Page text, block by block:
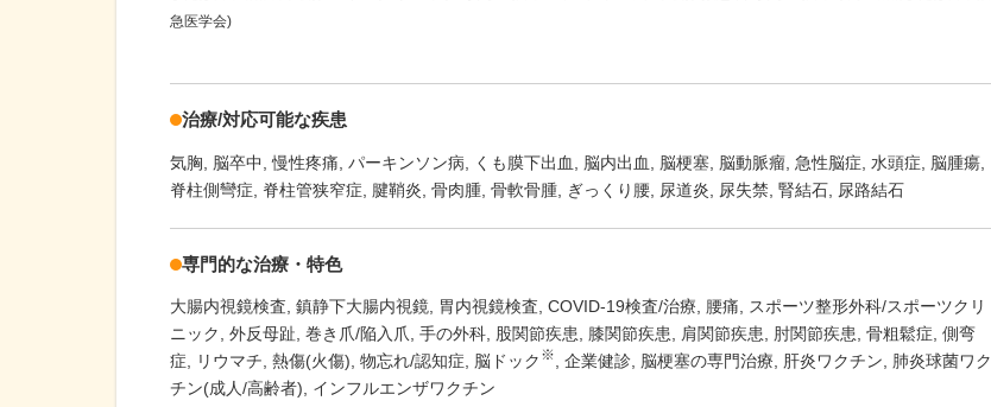
急医学会)
治療/対応可能な疾患
気胸 脳卒中 慢性疼痛 パーキンソン病 くも膜下出血 脳内出血 脳梗塞 脳動脈瘤 急性脳症 水頭症
脳腫瘍
脊柱側彎症
脊柱管狭窄症 腱鞘炎 骨肉腫 骨軟骨腫 ぎっくり腰 尿道炎 尿失禁 腎結石 尿路結石
専門的な治療・特色
大腸内視鏡検査 鎮静下大腸内視鏡 胃内視鏡検査 COVID-19検査/治療 腰痛
スポーツ整形外科/スポーツクリ
ニック
外反母趾 巻き爪/陥入爪 手の外科 股関節疾患 膝関節疾患 肩関節疾患 肘関節疾患 骨粗鬆症 側弯
症
リウマチ 熱傷(火傷) 物忘れ/認知症 脳ドック ※ 企業健診 脳梗塞の専門治療 肝炎ワクチン
肺炎球菌ワク
チン(成人/高齢者)
インフルエンザワクチン